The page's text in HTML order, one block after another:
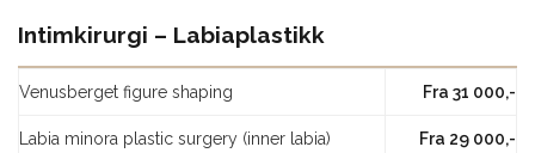
Intimkirurgi – Labiaplastikk
Venusberget figure shaping Fra 31 000,-
Labia minora plastic surgery (inner labia) Fra 29 000,-